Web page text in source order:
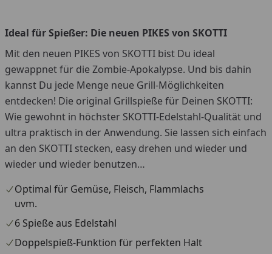
Ideal für Spießer: Die neuen PIKES von SKOTTI
Mit den neuen PIKES von SKOTTI bist Du ideal
gewappnet für die Zombie-Apokalypse. Und bis dahin
kannst Du jede Menge neue Grill-Möglichkeiten
entdecken! Die original Grillspieße für Deinen SKOTTI:
Wie gewohnt in höchster SKOTTI-Edelstahl-Qualität und
ultra praktisch in der Anwendung. Sie lassen sich einfach
an den SKOTTI stecken, easy drehen und wieder und
wieder und wieder benutzen…
Optimal für Gemüse, Fleisch, Flammlachs
uvm.
6 Spieße aus Edelstahl
Doppelspieß-Funktion für perfekten Halt